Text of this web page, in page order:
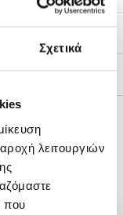
Σχετικά
λειτουργιών
που